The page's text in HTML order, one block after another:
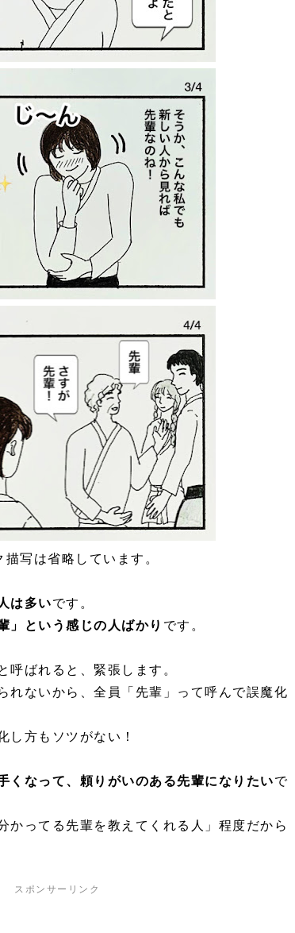
写は省略しています。
は多いです。
」という感じの人ばかり です。
ばれると、緊張します。
れないから、全員「先輩」って呼んで誤魔化
し方もソツがない！
くなって、頼りがいのある先輩になりたいで
かってる先輩を教えてくれる人」程度だから
スポンサーリンク